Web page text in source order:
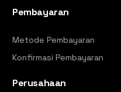
Pembayaran
Metode Pembayaran
Konfirmasi Pembayaran
Perusahaan